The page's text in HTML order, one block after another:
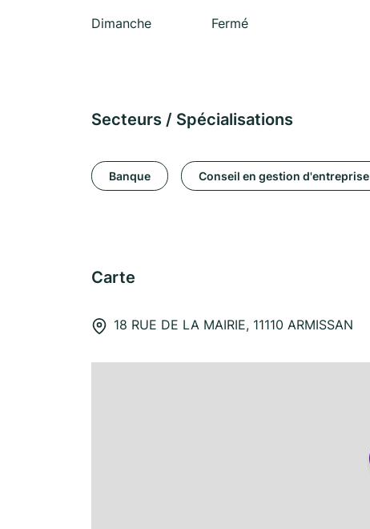
Dimanche
Fermé
Secteurs / Spécialisations
Banque Conseil en gestion d'entreprise
Carte
18 RUE DE LA MAIRIE, 11110 ARMISSAN